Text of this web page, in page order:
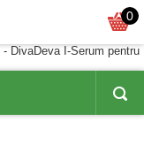
0
- DivaDeva I-Serum pentru